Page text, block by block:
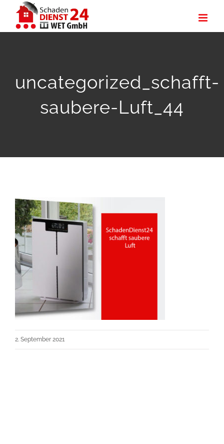
Inhalt
uncategorized_schafft-
saubere-Luft_44
2. September 2021